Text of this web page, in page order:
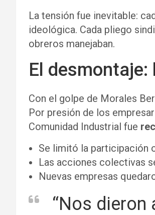
La tensión fue inevitable:
ideológica. Cada pliego
obreros manejaban.
El
Con el golpe de Morales
Por presión de los
Comunidad Industrial fue
Se limitó la participación
Las acciones colectivas
Nuevas empresas
“Nos